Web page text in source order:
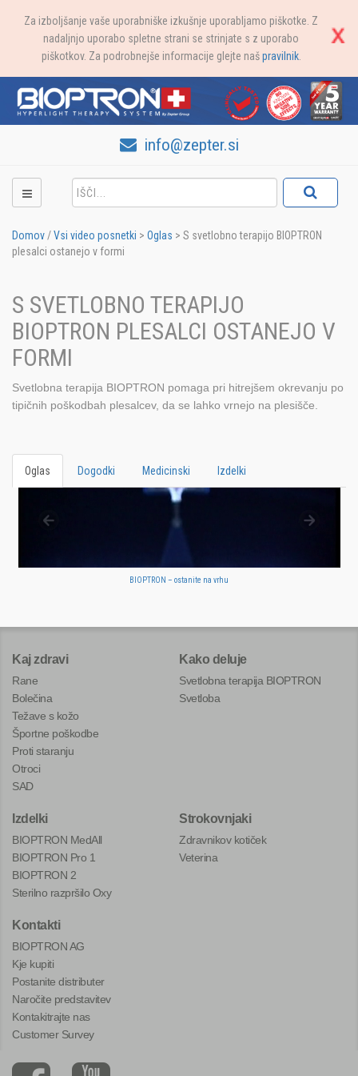
Za izboljšanje vaše uporabniške izkušnje uporabljamo piškotke. Z
nadaljnjo uporabo spletne strani se strinjate s z uporabo
piškotkov. Za podrobnejše informacije glejte našpravilnik.
info@zepter.si
Domov /Vsi video posnetki > Oglas > S svetlobno terapijo BIOPTRON
plesalci ostanejo v formi
S SVETLOBNO TERAPIJO
BIOPTRON PLESALCI OSTANEJO V
FORMI
Svetlobna terapija BIOPTRON pomaga pri hitrejšem okrevanju po
tipičnih poškodbah plesalcev, da se lahko vrnejo na plesišče.
Oglas Dogodki Medicinski Izdelki
BIOPTRON – ostanite na vrhu
Kaj zdravi
Rane
Bolečina
Težave s kožo
Športne poškodbe
Proti staranju
Otroci
SAD
Kako deluje
Svetlobna terapija BIOPTRON
Svetloba
Izdelki
BIOPTRON MedAll
BIOPTRON Pro 1
BIOPTRON 2
Sterilno razpršilo Oxy
Strokovnjaki
Zdravnikov kotiček
Veterina
Kontakti
BIOPTRON AG
Kje kupiti
Postanite distributer
Naročite predstavitev
Kontakitrajte nas
Customer Survey